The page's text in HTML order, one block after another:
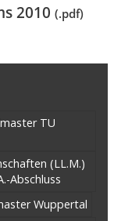
2010 (.pdf)
TU
(LL.M.)
Abschluss
Wuppertal